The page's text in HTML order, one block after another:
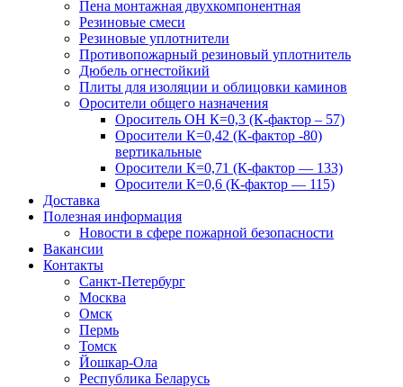
Пена монтажная двухкомпонентная
Резиновые смеси
Резиновые уплотнители
Противопожарный резиновый уплотнитель
Дюбель огнестойкий
Плиты для изоляции и облицовки каминов
Оросители общего назначения
Ороситель ОН К=0,3 (К-фактор – 57)
Оросители К=0,42 (К-фактор -80)
вертикальные
Оросители К=0,71 (К-фактор — 133)
Оросители К=0,6 (К-фактор — 115)
Доставка
Полезная информация
Новости в сфере пожарной безопасности
Вакансии
Контакты
Санкт-Петербург
Москва
Омск
Пермь
Томск
Йошкар-Ола
Республика Беларусь